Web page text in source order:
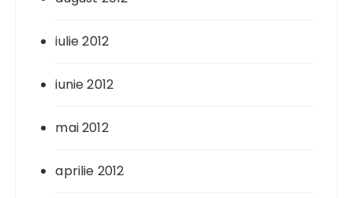
iulie 2012
iunie 2012
mai 2012
aprilie 2012